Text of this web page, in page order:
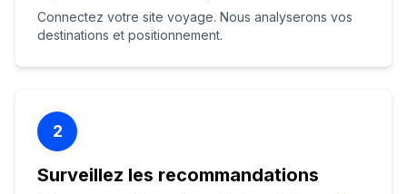
Connectez votre site voyage. Nous analyserons vos
destinations et positionnement.
2
Surveillez les recommandations